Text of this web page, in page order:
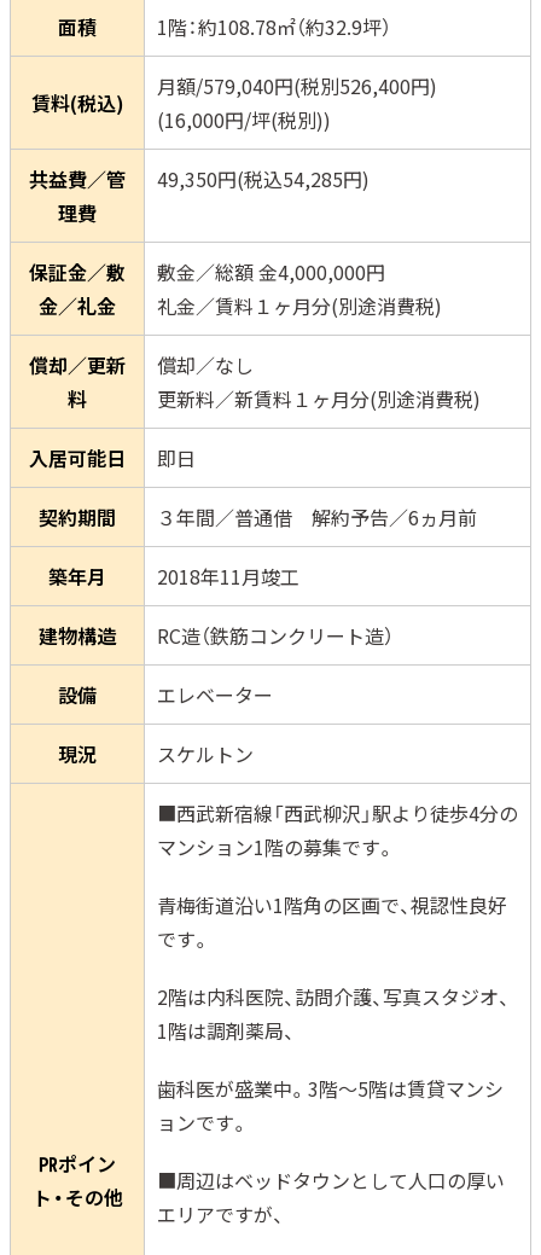
面積 1階：約108.78㎡（約32.9坪）
賃料(税込)
月額/579,040円(税別526,400円)
(16,000円/坪(税別))
共益費／管
理費
49,350円(税込54,285円)
保証金／敷
金／礼金
敷金／総額 金4,000,000円
礼金／賃料１ヶ月分(別途消費税)
償却／更新
料
償却／なし
更新料／新賃料１ヶ月分(別途消費税)
入居可能日 即日
契約期間 ３年間／普通借 解約予告／6ヵ月前
築年月 2018年11月竣工
建物構造 RC造（鉄筋コンクリート造）
設備 エレベーター
現況 スケルトン
㏚ポイン
ト・その他
■西武新宿線「西武柳沢」駅より徒歩4分の
マンション1階の募集です。
青梅街道沿い1階角の区画で、視認性良好
です。
2階は内科医院、訪問介護、写真スタジオ、
1階は調剤薬局、
歯科医が盛業中。3階～5階は賃貸マンシ
ョンです。
■周辺はベッドタウンとして人口の厚い
エリアですが、